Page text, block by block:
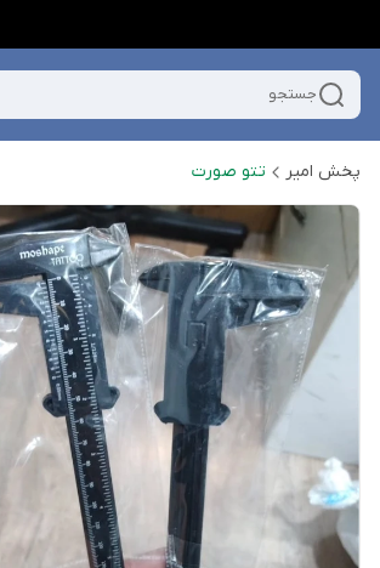
جستجو
پخش امیر تتو صورت